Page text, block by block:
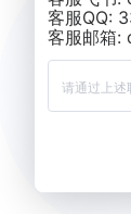
客服QQ: